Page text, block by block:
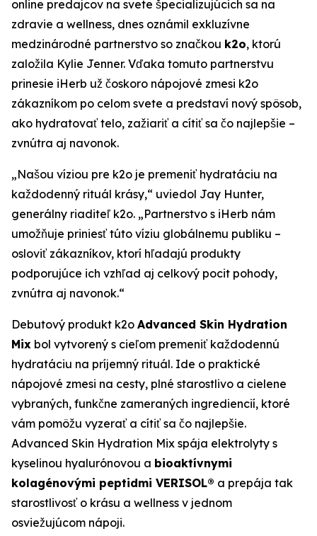
online predajcov na svete špecializujúcich sa na
zdravie a wellness, dnes oznámil exkluzívne
medzinárodné partnerstvo so značkou k2o, ktorú
založila Kylie Jenner. Vďaka tomuto partnerstvu
prinesie iHerb už čoskoro nápojové zmesi k2o
zákazníkom po celom svete a predstaví nový spôsob,
ako hydratovať telo, zažiariť a cítiť sa čo najlepšie –
zvnútra aj navonok.
„Našou víziou pre k2o je premeniť hydratáciu na
každodenný rituál krásy,“ uviedol Jay Hunter,
generálny riaditeľ k2o. „Partnerstvo s iHerb nám
umožňuje priniesť túto víziu globálnemu publiku –
osloviť zákazníkov, ktorí hľadajú produkty
podporujúce ich vzhľad aj celkový pocit pohody,
zvnútra aj navonok.“
Debutový produkt k2o Advanced Skin Hydration
Mix bol vytvorený s cieľom premeniť každodennú
hydratáciu na príjemný rituál. Ide o praktické
nápojové zmesi na cesty, plné starostlivo a cielene
vybraných, funkčne zameraných ingrediencií, ktoré
vám pomôžu vyzerať a cítiť sa čo najlepšie.
Advanced Skin Hydration Mix spája elektrolyty s
kyselinou hyalurónovou a bioaktívnymi
kolagénovými peptidmi VERISOL® a prepája tak
starostlivosť o krásu a wellness v jednom
osviežujúcom nápoji.